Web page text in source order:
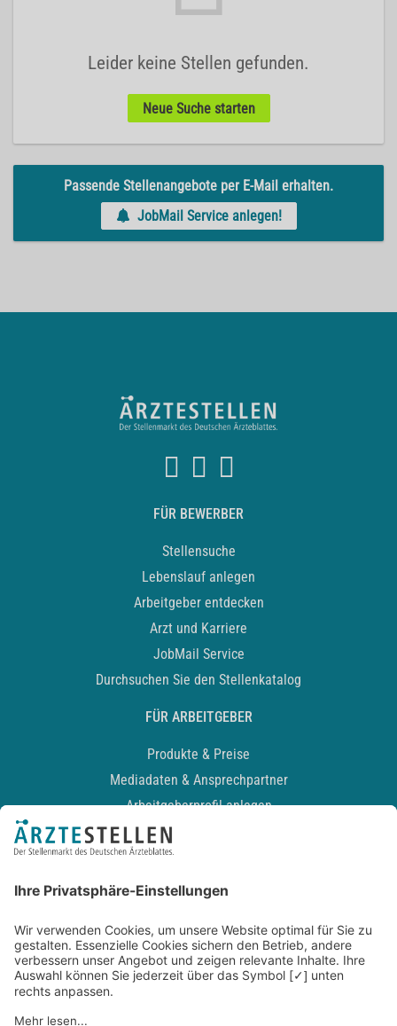
Leider keine Stellen gefunden.
Neue Suche starten
Passende Stellenangebote per E-Mail erhalten.
JobMail Service anlegen!
FÜR BEWERBER
Stellensuche
Lebenslauf anlegen
Arbeitgeber entdecken
Arzt und Karriere
JobMail Service
Durchsuchen Sie den Stellenkatalog
FÜR ARBEITGEBER
Produkte & Preise
Mediadaten & Ansprechpartner
Arbeitgeberprofil anlegen
Recruiting-Podcast
Kontakt
Datenschutz
Newsletter